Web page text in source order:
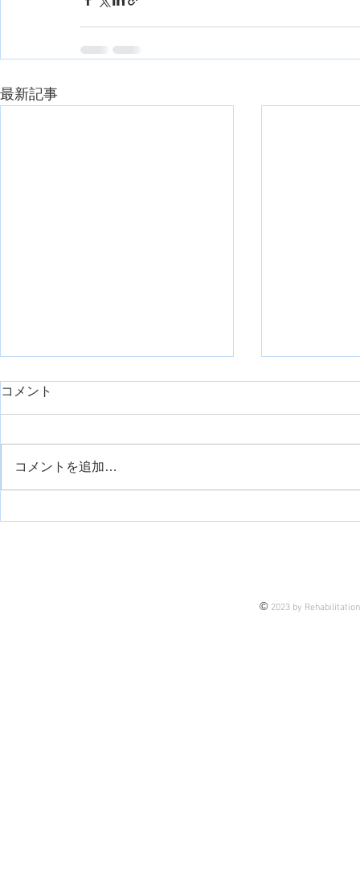
最新記事
day1久しぶりに臨床で重症症
るリハビリ】
で、そこまでの重症症例はこない
のが通例です。 今回は、久しぶ
コメント
コメントを追加…
© 2023 by